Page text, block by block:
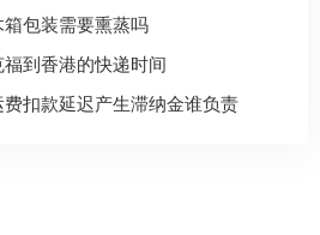
包装需要熏蒸吗
到香港的快递时间
扣款延迟产生滞纳金谁负责